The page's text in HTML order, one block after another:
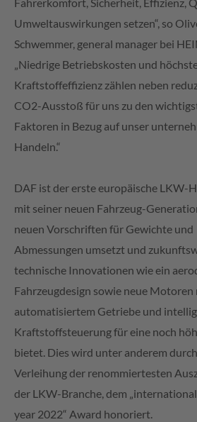
Fahrerkomfort, Sicherheit, Effizienz,
Umweltauswirkungen setzen“, so
Schwemmer, general manager bei
„Niedrige Betriebskosten und
Kraftstoffeffizienz zählen neben
CO2-Ausstoß für uns zu den
Faktoren in Bezug auf unser
Handeln.“
DAF ist der erste europäische LKW-
mit seiner neuen Fahrzeug-
neuen Vorschriften für Gewichte und
Abmessungen umsetzt und
technische Innovationen wie ein
Fahrzeugdesign sowie neue Motoren
automatisiertem Getriebe und
Kraftstoffsteuerung für eine noch
bietet. Dies wird unter anderem
Verleihung der renommiertesten
der LKW-Branche, dem
year 2022“ Award honoriert.